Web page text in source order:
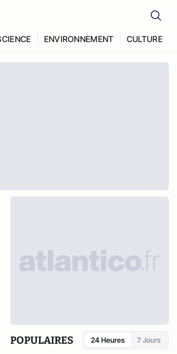
ENVIRONNEMENT CULTURE
POPULAIRES 24 Heures 7 Jours